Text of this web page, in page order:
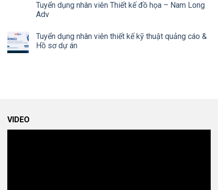
Tuyển dụng nhân viên Thiết kế đồ họa – Nam Long
Adv
Tuyển dụng nhân viên thiết kế kỹ thuật quảng cáo &
Hồ sơ dự án
VIDEO